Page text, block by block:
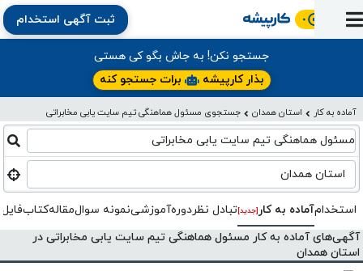
آماده
به
کار
استخدام
شده‌ها
نظر
ارتقای
شغلی
آموزشی
مقاله
کتاب
فایل‌و‌قالب
نرم‌افزار
اخبار
استخدام
بلاگ
کارپیشه
جستجوی
کارجویان
(رزومه)
بخش
کارفرمایان
ثبت آگهی استخدام
جستجو نکن! به جاش بگو کی هستی
بذار کارپیشه
برات جستجو کنه
آماده به کار استان همدان جستجوی مسئول هماهنگی تیم سایت یابی مخابراتی
مسئول هماهنگی تیم سایت یابی مخابراتی
استان همدان
استخدامآماده به کار [جدید]تبادل‌ نظردوره‌آموزشینمونه سوالمقالهکتاب
آگهی‌های آماده به کار مسئول هماهنگی تیم سایت یابی مخابراتی در
استان همدان